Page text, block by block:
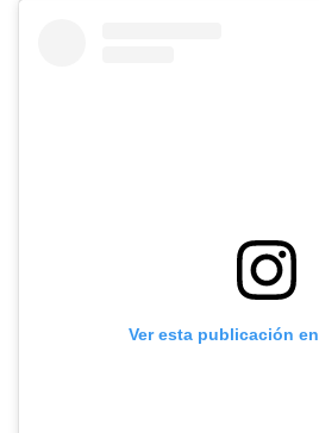
Ver esta publicación